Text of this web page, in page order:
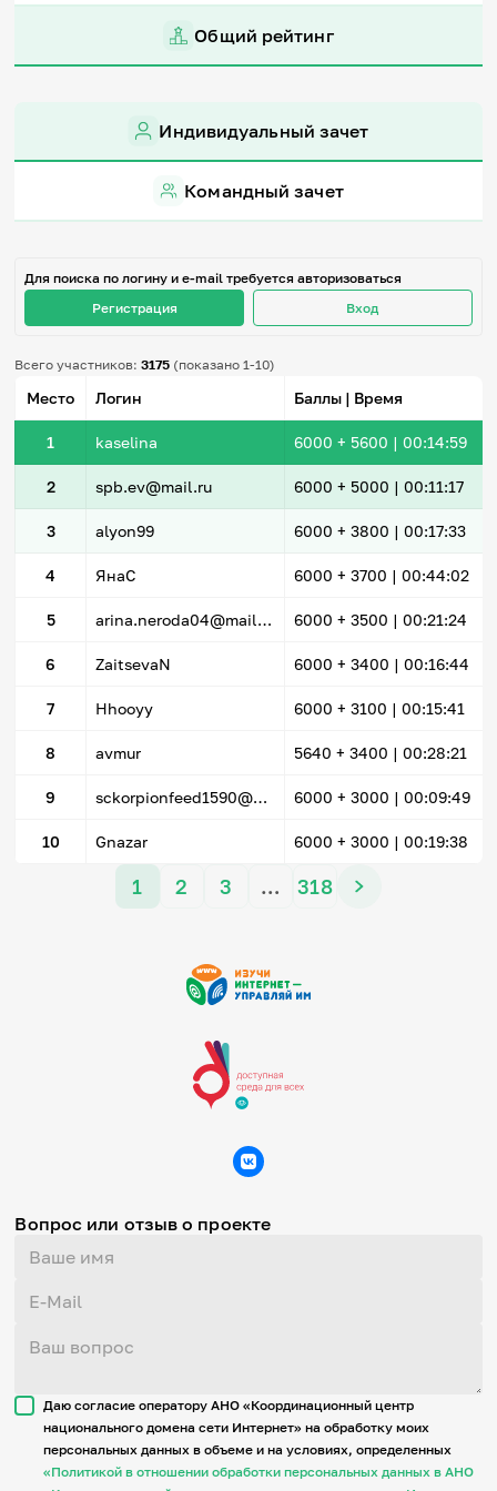
Игры и тренажеры
Игра «Знания»
Настолка
Стихи
Школа наставников
Секреты кода
English
Регистрация Вход
Задать вопрос
Общий рейтинг
Индивидуальный зачет
Командный зачет
Для поиска по логину и e-mail требуется авторизоваться
Регистрация
Вход
Всего участников:3175 (показано 1-10)
Место Логин Баллы | Время
1 kaselina 6000 + 5600 | 00:14:59
2 spb.ev@mail.ru 6000 + 5000 | 00:11:17
3 alyon99 6000 + 3800 | 00:17:33
4 ЯнаС 6000 + 3700 | 00:44:02
5 arina.neroda04@mail.ru 6000 + 3500 | 00:21:24
6 ZaitsevaN 6000 + 3400 | 00:16:44
7 Hhooyy 6000 + 3100 | 00:15:41
8 avmur 5640 + 3400 | 00:28:21
9 sckorpionfeed1590@mail.ru 6000 + 3000 | 00:09:49
10 Gnazar 6000 + 3000 | 00:19:38
1 2 3 … 318
Вопрос или отзыв о проекте
Даю согласие оператору АНО «Координационный центр
национального домена сети Интернет» на обработку моих
персональных данных в объеме и на условиях, определенных
«Политикой в отношении обработки персональных данных в АНО